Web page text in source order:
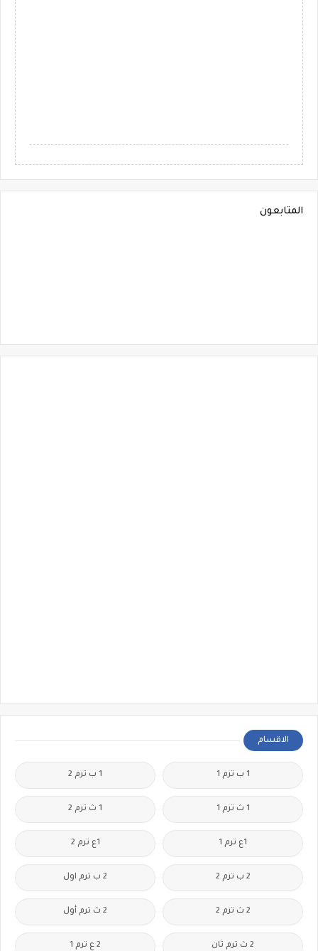
المتابعون
الاقسام
1 ب ترم 1 1 ب ترم 2
1 ث ترم 1 1 ث ترم 2
1ع ترم 1 1ع ترم 2
2 ب ترم 2 2 ب ترم اول
2 ث ترم 2 2 ث ترم أول
2 ث ترم ثان 2 ع ترم 1